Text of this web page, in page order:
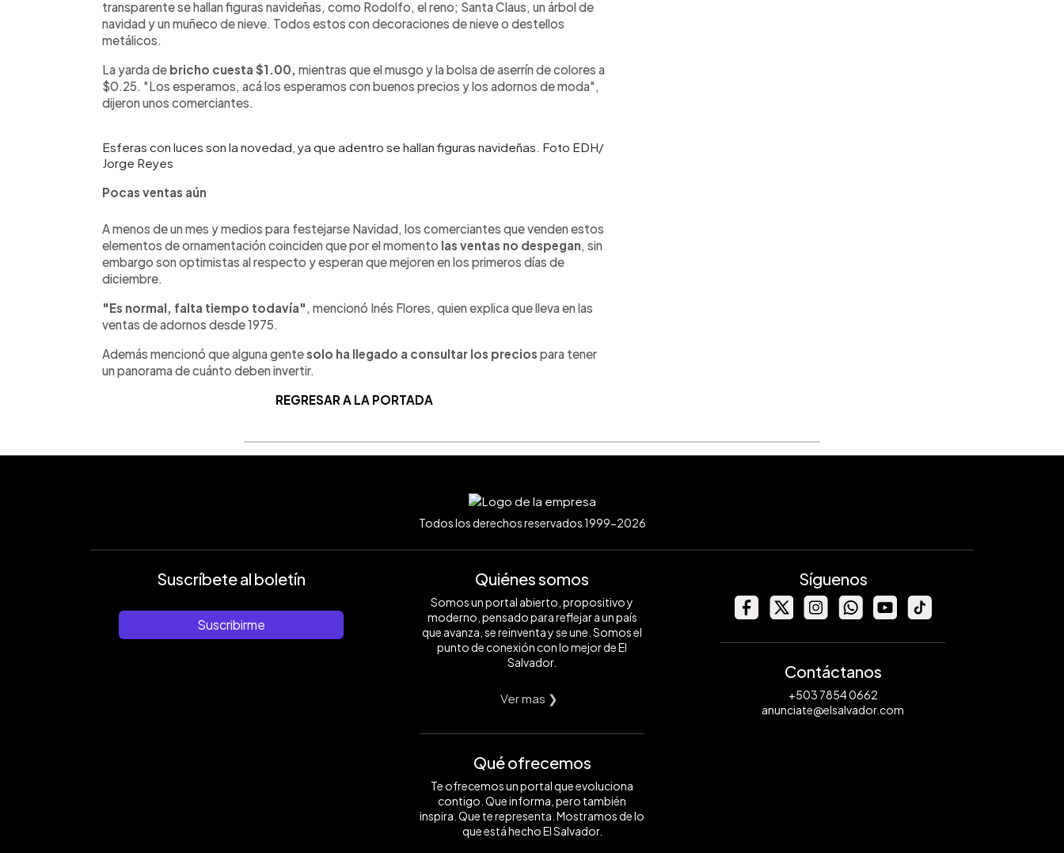
transparente se hallan figuras navideñas, como Rodolfo, el reno; Santa Claus, un árbol de
navidad y un muñeco de nieve. Todos estos con decoraciones de nieve o destellos
metálicos.
La yarda de bricho cuesta $1.00, mientras que el musgo y la bolsa de aserrín de colores a
$0.25. "Los esperamos, acá los esperamos con buenos precios y los adornos de moda",
dijeron unos comerciantes.
Esferas con luces son la novedad, ya que adentro se hallan figuras navideñas. Foto EDH/
Jorge Reyes
Pocas ventas aún
A menos de un mes y medios para festejarse Navidad, los comerciantes que venden estos
elementos de ornamentación coinciden que por el momento las ventas no despegan, sin
embargo son optimistas al respecto y esperan que mejoren en los primeros días de
diciembre.
"Es normal, falta tiempo todavía", mencionó Inés Flores, quien explica que lleva en las
ventas de adornos desde 1975.
Además mencionó que alguna gentesolo ha llegado a consultar los precios para tener
un panorama de cuánto deben invertir.
REGRESAR A LA PORTADA
Todos los derechos reservados 1999-2026
Suscríbete al boletín
Suscribirme
Quiénes somos
Somos un portal abierto, propositivo y
moderno, pensado para reflejar a un país
que avanza, se reinventa y se une. Somos el
punto de conexión con lo mejor de El
Salvador.
Ver mas ❯
Qué ofrecemos
Te ofrecemos un portal que evoluciona
contigo. Que informa, pero también
inspira. Que te representa. Mostramos de lo
que está hecho El Salvador.
Síguenos
Contáctanos
+503 7854 0662
anunciate@elsalvador.com